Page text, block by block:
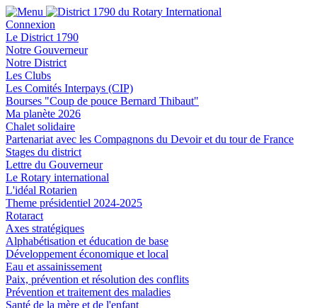
Connexion
Le District 1790
Notre Gouverneur
Notre District
Les Clubs
Les Comités Interpays (CIP)
Bourses "Coup de pouce Bernard Thibaut"
Ma planète 2026
Chalet solidaire
Partenariat avec les Compagnons du Devoir et du tour de France
Stages du district
Lettre du Gouverneur
Le Rotary international
L'idéal Rotarien
Theme présidentiel 2024-2025
Rotaract
Axes stratégiques
Alphabétisation et éducation de base
Développement économique et local
Eau et assainissement
Paix, prévention et résolution des conflits
Prévention et traitement des maladies
Santé de la mère et de l'enfant